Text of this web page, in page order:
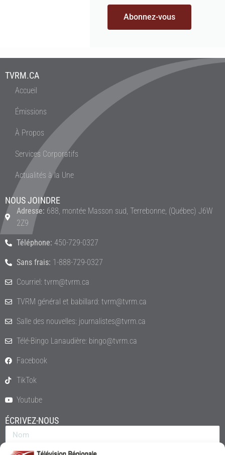
Abonnez-vous
TVRM.CA
Accueil
Émissions
À Propos
Services Corporatifs
Actualités à la Une
NOUS JOINDRE
Adresse: 688, montée Masson sud, Terrebonne, (Québec) J6W
2Z9
Téléphone: 450-729-0327
Sans frais: 1-888-729-0327
Courriel: tvrm@tvrm.ca
TVRM général et babillard: tvrm@tvrm.ca
Salle des nouvelles: journalistes@tvrm.ca
Télé-Bingo Lanaudière: bingo@tvrm.ca
Facebook
TikTok
Youtube
ÉCRIVEZ-NOUS